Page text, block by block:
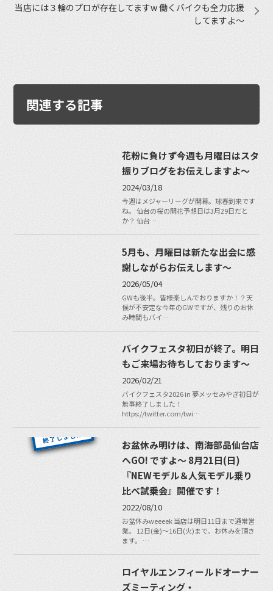
当店には３輪のプロが存在してますw 働くバイクも全力応援
してますよ〜
関連する記事
花粉に負けず今週も月曜日はスタ
振りブログをお伝えしますよ～
2024/03/18
今週はメジャーリーグが開幕。球春到来です
ね。 仙台の桜の開花予想日は3月29日だと
か？ 仙台…
5月も、月曜日は新たな出会に感
謝しながらお伝えします〜
2026/05/04
GWも後半。皆様楽しんでおりますか！？天
候が不安定な今年のGWですが、残りのお休
み時間もバイ…
バイクフェスタ初日が終了。明日
もご来場お待ちしております〜
2026/02/21
バイクフェスタ2026 in 夢メッセみやぎ初日が
無事終了しました！
https://twitter.com/twi…
お盆休み明けは、南海部品仙台店
へGO! ですよ〜 8月21日(日)
『NEWモデル＆人気モデル乗り
比べ試乗会』開催です！
2022/08/10
お盆休みweeeek 当店は明日11日まで通常営
業。 12日(金)〜16日(火)まで、お休みを頂き
ます。 …
ロイヤルエンフィールドオーナー
ズミーティング・